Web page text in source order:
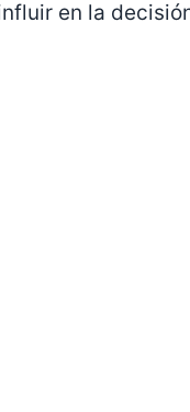
en la